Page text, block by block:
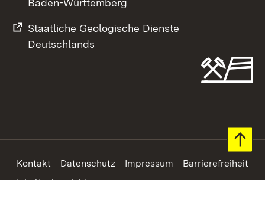
Baden-Württemberg
Staatliche Geologische Dienste
Deutschlands
Footer
Kontakt Datenschutz Impressum
Barrierefreiheit
Inhaltsübersicht